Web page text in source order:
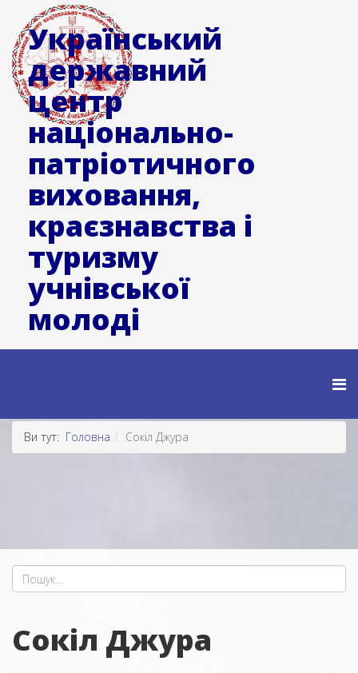
Український
державний
центр
національно-
патріотичного
виховання,
краєзнавства і
туризму
учнівської
молоді
Ви тут: Головна Сокіл Джура
Сокіл Джура